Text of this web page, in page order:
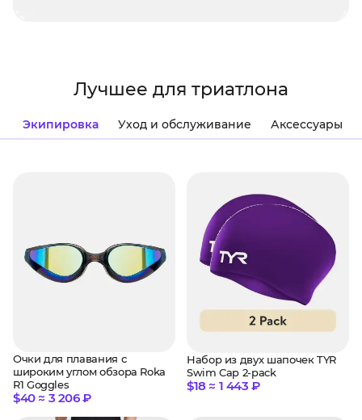
Лучшее для триатлона
Экипировка Уход и обслуживание Аксессуары
Очки для плавания с
широким углом обзора Roka
R1 Goggles
$40 ≈ 3 206 ₽
Набор из двух шапочек TYR
Swim Cap 2-pack
$18 ≈ 1 443 ₽